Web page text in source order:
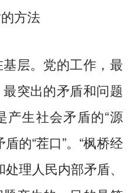
方法
层。党的工作，最
突出的矛盾和问题
产生社会矛盾的“源
的“茬口”。“枫桥经
理人民内部矛盾、